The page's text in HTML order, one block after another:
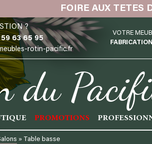
FOIRE AUX TETES
?
63 65 95
rotin-pacific.fr
VOTRE
du
PROMOTIONS
» Table basse